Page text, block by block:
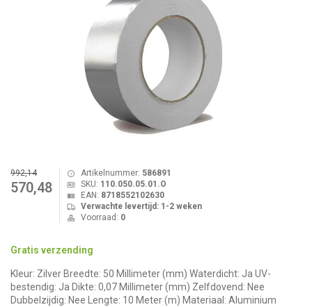
992,14
570,48
Artikelnummer: 586891
SKU: 110.050.05.01.O
EAN: 8718552102630
Verwachte levertijd: 1-2 weken
Voorraad: 0
Gratis verzending
Kleur: Zilver Breedte: 50 Millimeter (mm) Waterdicht: Ja UV-
bestendig: Ja Dikte: 0,07 Millimeter (mm) Zelfdovend: Nee
Dubbelzijdig: Nee Lengte: 10 Meter (m) Materiaal: Aluminium